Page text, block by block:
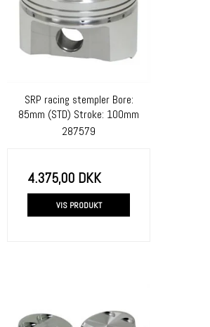
SRP racing stempler Bore:
85mm (STD) Stroke: 100mm
287579
4.375,00 DKK
VIS PRODUKT